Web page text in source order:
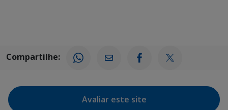
Compartilhe:
Avaliar este site